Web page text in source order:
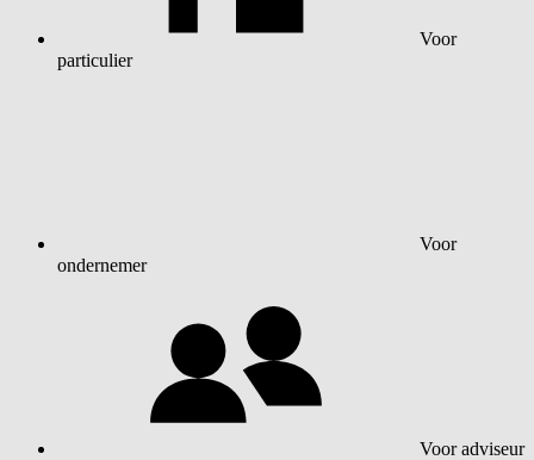
Voor
particulier
Voor
ondernemer
Voor adviseur